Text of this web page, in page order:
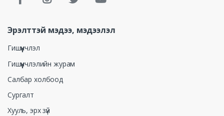
Эрэлттэй мэдээ, мэдээлэл
Гишүүнчлэл
Гишүүнчлэлийн журам
Салбар холбоод
Сургалт
Хууль, эрх зүй